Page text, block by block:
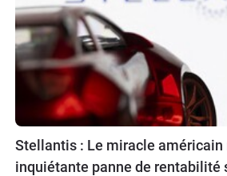
Stellantis : Le miracle américain
inquiétante panne de rentabilité